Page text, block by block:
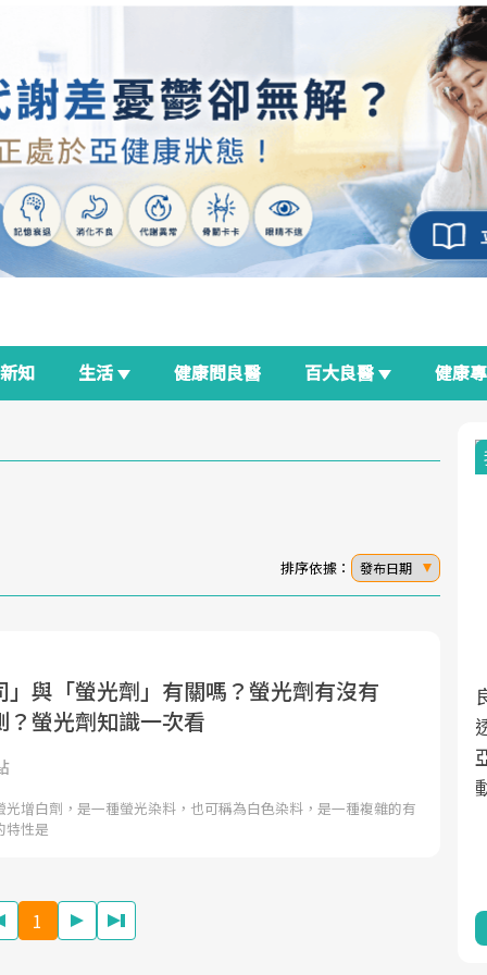
新知 生活 健康問良醫 百大良醫 健康
排序依據： 發布日期
」與「螢光劑」有關嗎？螢光劑有沒有
？螢光劑知識一次看
光增白劑，是一種螢光染料，也可稱為白色染料，是一種複雜的有
特性是
1
面對超高齡社會的浪潮，台灣正在快速邁
向「健康照護」的新時代。隨著國家政策
心議題。然而，健檢不只是醫療院所的服
良醫生活祭
2025年，就到良醫生活祭體驗「一站式健
康新生活」，從講座、體驗到運動，全面